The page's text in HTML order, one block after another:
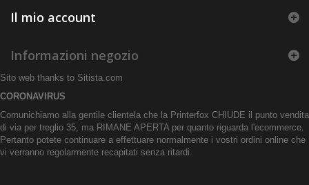
Il mio account
Informazioni negozio
Sito web thanks to Sitista.com
CORONAVIRUS
Comunichiamo alla gentile clientela che la Printerfox CHIUDE il punto vendita
di via per treglio 35, ma RIMANE APERTA per quanto riguarda l'ecommerce.
Pertanto potete continuare a effettuare normalmente i vostri ordini online che
vi verranno regolarmente recapitati senza ritardi.